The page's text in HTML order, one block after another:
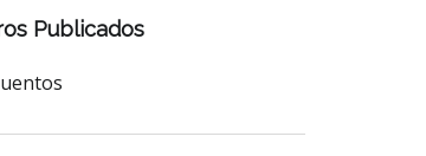
Publicados